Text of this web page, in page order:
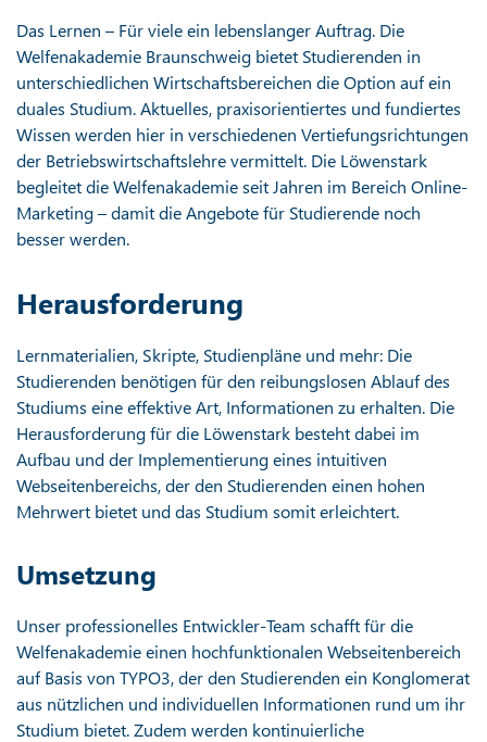
Das Lernen – Für viele ein lebenslanger Auftrag. Die
Welfenakademie Braunschweig bietet Studierenden in
unterschiedlichen Wirtschaftsbereichen die Option auf ein
duales Studium. Aktuelles, praxisorientiertes und fundiertes
Wissen werden hier in verschiedenen Vertiefungsrichtungen
der Betriebswirtschaftslehre vermittelt. Die Löwenstark
begleitet die Welfenakademie seit Jahren im Bereich Online-
Marketing – damit die Angebote für Studierende noch
besser werden.
Herausforderung
Lernmaterialien, Skripte, Studienpläne und mehr: Die
Studierenden benötigen für den reibungslosen Ablauf des
Studiums eine effektive Art, Informationen zu erhalten. Die
Herausforderung für die Löwenstark besteht dabei im
Aufbau und der Implementierung eines intuitiven
Webseitenbereichs, der den Studierenden einen hohen
Mehrwert bietet und das Studium somit erleichtert.
Umsetzung
Unser professionelles Entwickler-Team schafft für die
Welfenakademie einen hochfunktionalen Webseitenbereich
auf Basis von TYPO3, der den Studierenden ein Konglomerat
aus nützlichen und individuellen Informationen rund um ihr
Studium bietet. Zudem werden kontinuierliche